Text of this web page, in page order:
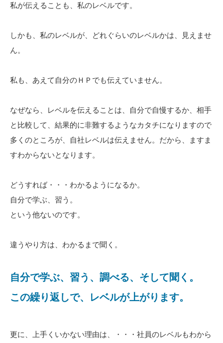
私が伝えることも、私のレベルです。
しかも、私のレベルが、どれぐらいのレベルかは、見えませ
ん。
私も、あえて自分のＨＰでも伝えていません。
なぜなら、レベルを伝えることは、自分で自慢するか、相手
と比較して、結果的に非難するようなカタチになりますので
多くのところが、自社レベルは伝えません。だから、ますま
すわからないとなります。
どうすれば・・・わかるようになるか。
自分で学ぶ、習う。
という他ないのです。
違うやり方は、わかるまで聞く。
自分で学ぶ、習う、調べる、そして聞く。
この繰り返しで、レベルが上がります。
更に、上手くいかない理由は、・・・社員のレベルもわから